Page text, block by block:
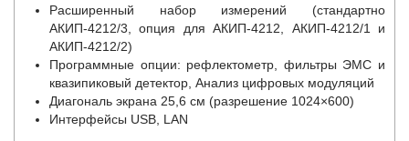
Расширенный набор измерений (стандартно
АКИП-4212/3, опция для АКИП-4212, АКИП-4212/1 и
АКИП-4212/2)
Программные опции: рефлектометр, фильтры ЭМС и
квазипиковый детектор, Анализ цифровых модуляций
Диагональ экрана 25,6 см (разрешение 1024×600)
Интерфейсы USB, LAN